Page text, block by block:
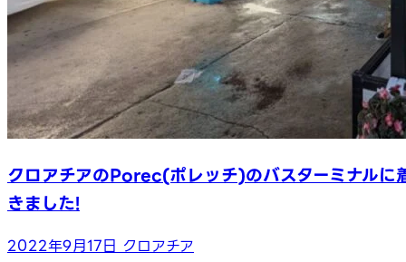
クロアチアのPorec(ポレッチ)のバスターミナルに
きました!
2022年9月17日 クロアチア